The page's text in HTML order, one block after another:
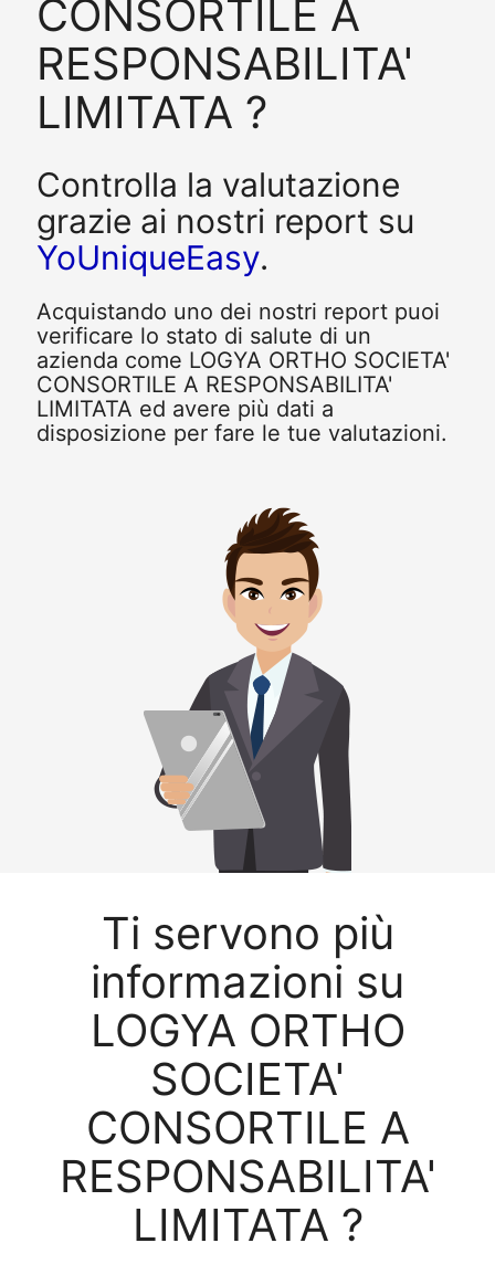
CONSORTILE A
RESPONSABILITA'
LIMITATA ?
Controlla la valutazione
grazie ai nostri report su
YoUniqueEasy.
Acquistando uno dei nostri report puoi
verificare lo stato di salute di un
azienda come LOGYA ORTHO SOCIETA'
CONSORTILE A RESPONSABILITA'
LIMITATA ed avere più dati a
disposizione per fare le tue valutazioni.
Ti servono più
informazioni su
LOGYA ORTHO
SOCIETA'
CONSORTILE A
RESPONSABILITA'
LIMITATA ?